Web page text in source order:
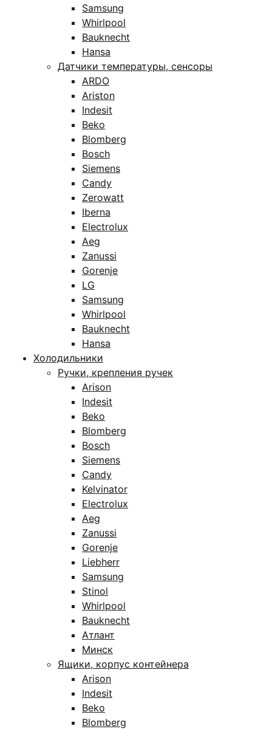
Samsung
Whirlpool
Bauknecht
Hansa
Датчики температуры, сенсоры
ARDO
Ariston
Indesit
Beko
Blomberg
Bosch
Siemens
Candy
Zerowatt
Iberna
Electrolux
Aeg
Zanussi
Gorenje
LG
Samsung
Whirlpool
Bauknecht
Hansa
Холодильники
Ручки, крепления ручек
Arison
Indesit
Beko
Blomberg
Bosch
Siemens
Candy
Kelvinator
Electrolux
Aeg
Zanussi
Gorenje
Liebherr
Samsung
Stinol
Whirlpool
Bauknecht
Атлант
Минск
Ящики, корпус контейнера
Arison
Indesit
Beko
Blomberg